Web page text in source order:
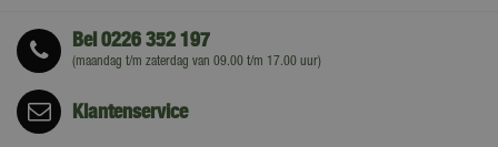
Bel0226 352 197
(maandag t/m zaterdag van 09.00 t/m 17.00 uur)
Klantenservice